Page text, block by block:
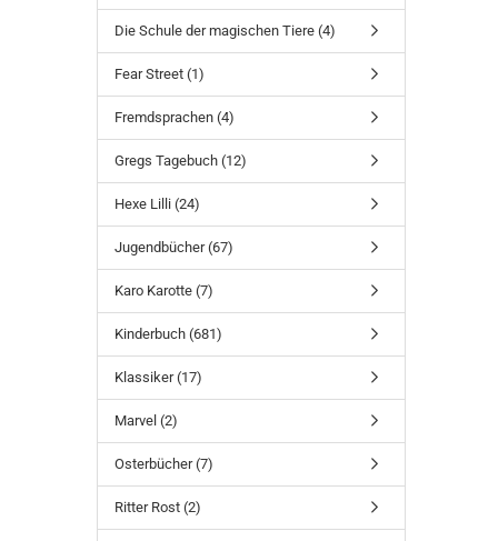
Die Schule der magischen Tiere (4)
Fear Street (1)
Fremdsprachen (4)
Gregs Tagebuch (12)
Hexe Lilli (24)
Jugendbücher (67)
Karo Karotte (7)
Kinderbuch (681)
Klassiker (17)
Marvel (2)
Osterbücher (7)
Ritter Rost (2)